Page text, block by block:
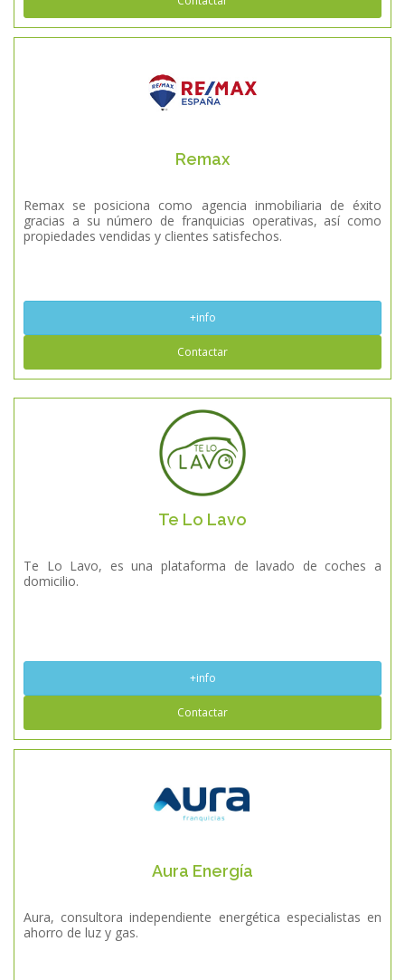
Remax
Remax se posiciona como agencia inmobiliaria de éxito
gracias a su número de franquicias operativas, así como
propiedades vendidas y clientes satisfechos.
+info
Contactar
Te Lo Lavo
Te Lo Lavo, es una plataforma de lavado de coches a
domicilio.
+info
Contactar
Aura Energía
Aura, consultora independiente energética especialistas en
ahorro de luz y gas.